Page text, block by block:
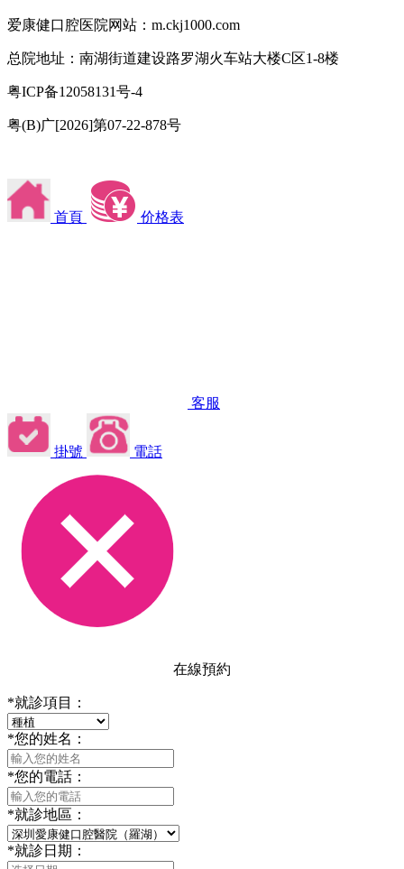
爱康健口腔医院网站：m.ckj1000.com
总院地址：南湖街道建设路罗湖火车站大楼C区1-8楼
粤ICP备12058131号-4
粤(B)广[2026]第07-22-878号
首頁 价格表
客服
掛號 電話
在線預約
*就診項目：
*您的姓名：
*您的電話：
*就診地區：
*就診日期：